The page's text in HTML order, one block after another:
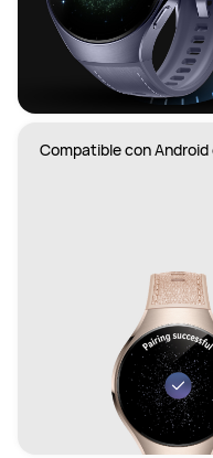
Compatible con Android